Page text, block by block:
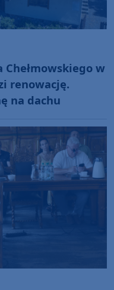
Chełmowskiego w
renowację.
na dachu